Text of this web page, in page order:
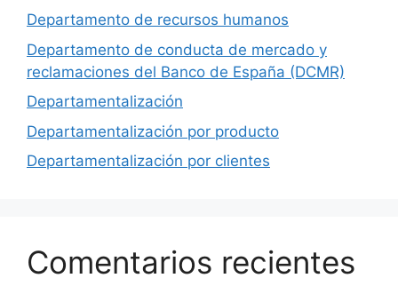
Departamento de recursos humanos
Departamento de conducta de mercado y
reclamaciones del Banco de España (DCMR)
Departamentalización
Departamentalización por producto
Departamentalización por clientes
Comentarios recientes